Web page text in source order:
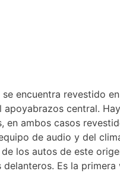
encuentra revestido
central.
ambos casos
de audio y del
los autos de este
Es la